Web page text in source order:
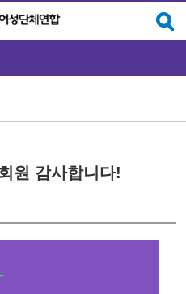
원 감사합니다!